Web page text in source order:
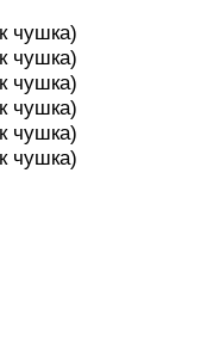
чушка)
чушка)
чушка)
чушка)
чушка)
чушка)